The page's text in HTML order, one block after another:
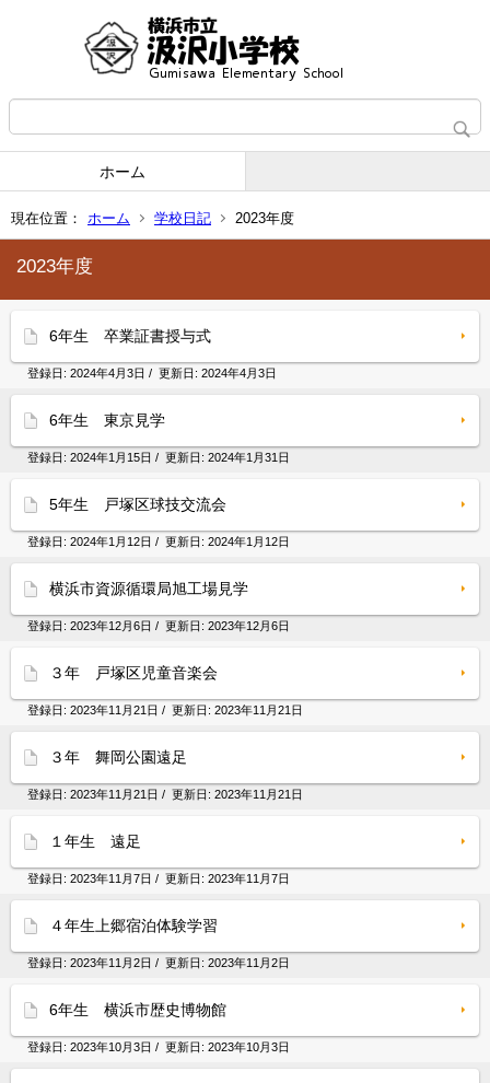
ホーム
現在位置： ホーム 学校日記 2023年度
2023年度
6年生 卒業証書授与式
登録日: 2024年4月3日 / 更新日: 2024年4月3日
6年生 東京見学
登録日: 2024年1月15日 / 更新日: 2024年1月31日
5年生 戸塚区球技交流会
登録日: 2024年1月12日 / 更新日: 2024年1月12日
横浜市資源循環局旭工場見学
登録日: 2023年12月6日 / 更新日: 2023年12月6日
３年 戸塚区児童音楽会
登録日: 2023年11月21日 / 更新日: 2023年11月21日
３年 舞岡公園遠足
登録日: 2023年11月21日 / 更新日: 2023年11月21日
１年生 遠足
登録日: 2023年11月7日 / 更新日: 2023年11月7日
４年生上郷宿泊体験学習
登録日: 2023年11月2日 / 更新日: 2023年11月2日
6年生 横浜市歴史博物館
登録日: 2023年10月3日 / 更新日: 2023年10月3日